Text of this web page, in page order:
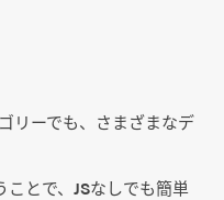
リーでも、さまざまなデ
とで、JSなしでも簡単